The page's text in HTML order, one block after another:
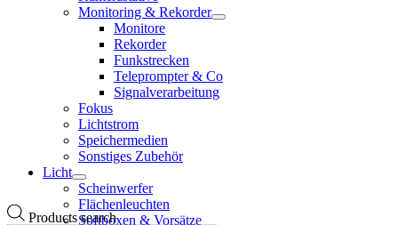
Products search
Monitoring & Rekorder
Monitore
Rekorder
Funkstrecken
Teleprompter & Co
Signalverarbeitung
Fokus
Lichtstrom
Speichermedien
Sonstiges Zubehör
Licht
Scheinwerfer
Flächenleuchten
Softboxen & Vorsätze